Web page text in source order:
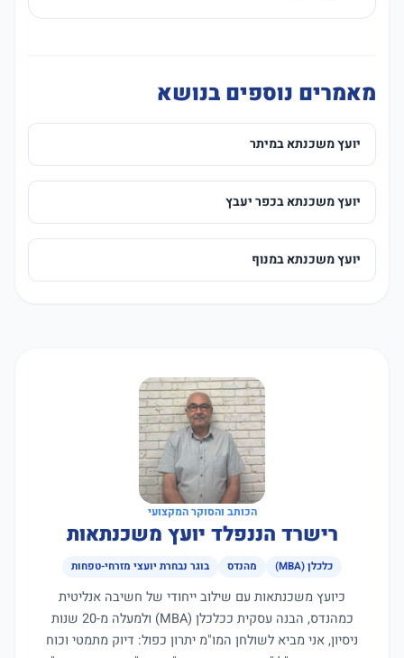
מאמרים נוספים בנושא
יועץ משכנתא במיתר
יועץ משכנתא בכפר יעבץ
יועץ משכנתא במנוף
הכותב והסוקר המקצועי
רישרד הננפלד יועץ משכנתאות
כלכלן (MBA) מהנדס בוגר נבחרת יועצי מזרחי-טפחות
כיועץ משכנתאות עם שילוב ייחודי של חשיבה אנליטית
כמהנדס, הבנה עסקית ככלכלן (MBA) ולמעלה מ-20 שנות
ניסיון, אני מביא לשולחן המו"מ יתרון כפול: דיוק מתמטי וכוח